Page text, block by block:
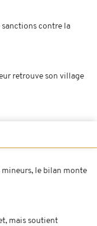
sanctions contre la
retrouve son village
mineurs, le bilan monte
mais soutient